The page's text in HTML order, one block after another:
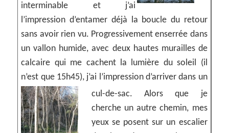
interminable et j’ai
l’impression d’entamer déjà la boucle du retour
sans avoir rien vu. Progressivement enserrée dans
un vallon humide, avec deux hautes murailles de
calcaire qui me cachent la lumière du soleil (il
n’est que 15h45), j’ai l’impression d’arriver dans un
cul-de-sac. Alors que je
cherche un autre chemin, mes
yeux se posent sur un escalier